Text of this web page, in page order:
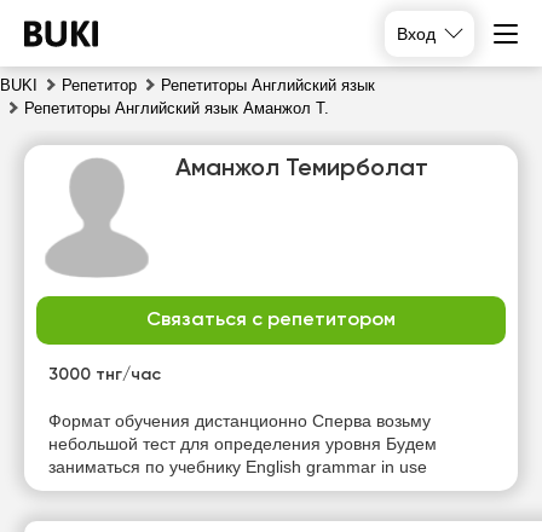
Вход
BUKI Репетитор
Репетиторы Английский язык
Репетиторы Английский язык Аманжол Т.
Аманжол Темирболат
Связаться с репетитором
3000 тнг/час
Формат обучения дистанционно Сперва возьму
небольшой тест для определения уровня Будем
заниматься по учебнику English grammar in use
сб
вс
Нет
свободных
часов
Нет
свободных
часов
Нет
свободных
часов
свободных